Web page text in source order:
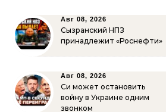
Авг 08, 2026
Сызранский НПЗ
принадлежит «Роснефти»
Авг 08, 2026
Си может остановить
войну в Украине одним
звонком